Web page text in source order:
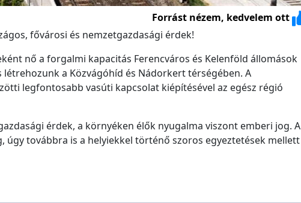
Forrást nézem, kedvelem ott
fővárosi és nemzetgazdasági érdek!
nő a forgalmi kapacitás Ferencváros és Kelenföld állomások
a Közvágóhíd és Nádorkert térségében. A
legfontosabb vasúti kapcsolat kiépítésével az egész régió
érdek, a környéken élők nyugalma viszont emberi jog. A
úgy továbbra is a helyiekkel történő szoros egyeztetések mellett